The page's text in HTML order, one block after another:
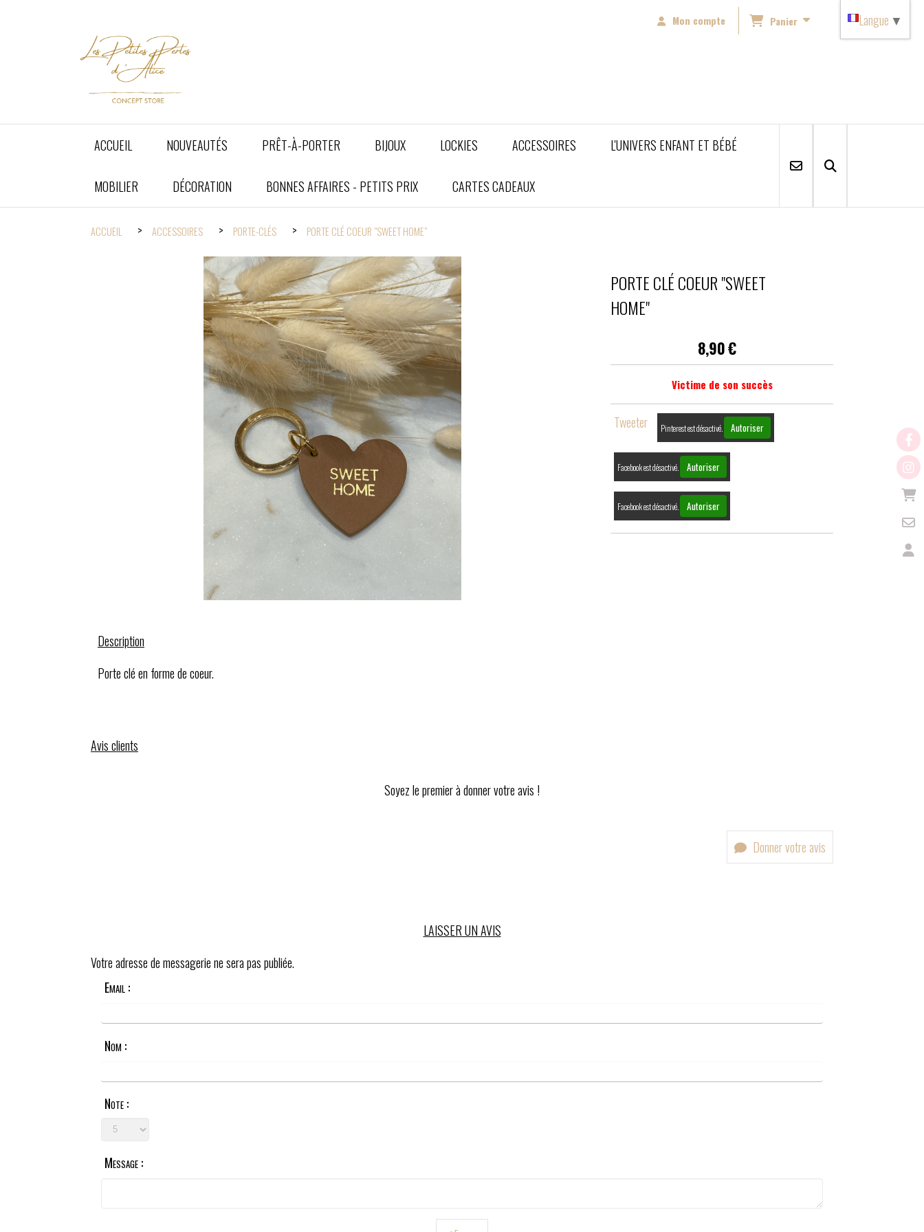
Mon compte Panier
ACCUEIL NOUVEAUTÉS PRÊT-À-PORTER BIJOUX LOCKIES ACCESSOIRES L'UNIVERS ENFANT ET BÉBÉ
MOBILIER DÉCORATION BONNES AFFAIRES - PETITS PRIX CARTES CADEAUX
ACCUEIL ACCESSOIRES PORTE-CLÉS PORTE CLÉ COEUR "SWEET HOME"
PORTE CLÉ COEUR "SWEET
HOME"
8,90€
Victime de son succès
Tweeter Pinterest est désactivé. Autoriser
Facebook est désactivé. Autoriser
Facebook est désactivé. Autoriser
Description
Porte clé en forme de coeur.
Avis clients
Soyez le premier à donner votre avis !
Donner votre avis
LAISSER UN AVIS
Votre adresse de messagerie ne sera pas publiée.
Email :
Nom :
Note :
Message :
Langue ▼